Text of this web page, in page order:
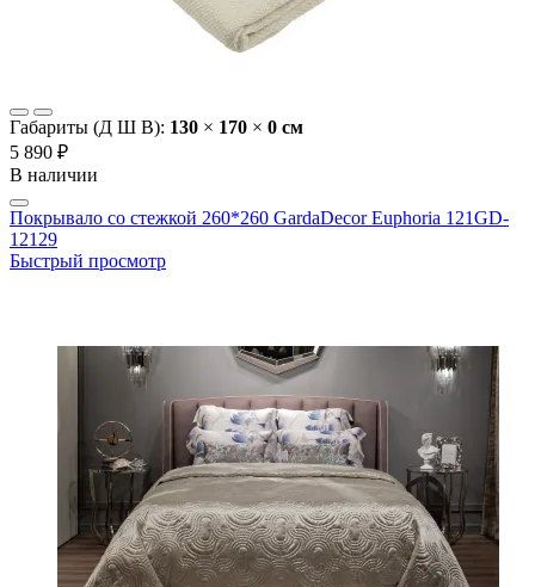
Габариты (Д Ш В): 130 × 170 × 0 cм
5 890 ₽
В наличии
Покрывало со стежкой 260*260 GardaDecor Euphoria 121GD-
12129
Быстрый просмотр